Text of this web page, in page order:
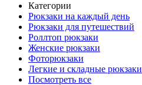
Категории
Рюкзаки на каждый день
Рюкзаки для путешествий
Роллтоп рюкзаки
Женские рюкзаки
Фоторюкзаки
Легкие и складные рюкзаки
Посмотреть все